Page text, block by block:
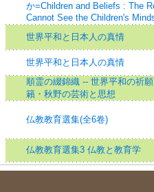
か=Children and Beliefs : The
Cannot See the Children's
世界平和と日本人の真情
世界平和と日本人の真情
順霊の綴錦織 -- 世界平和の祈
籟・秋野の芸術と思想
仏教教育選集(全6卷)
仏教教育選集3 仏教と教育学